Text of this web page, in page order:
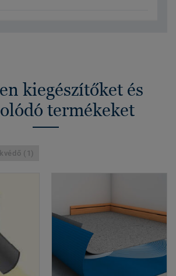
kiegészítőket és
termékeket
(1)